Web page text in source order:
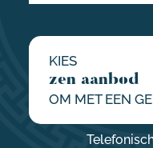
KIES
zen aanbod
OM MET EEN